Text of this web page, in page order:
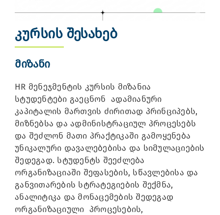
კურსის შესახებ
მიზანი
HR მენეჯმენტის კურსის მიზანია
სტუდენტები გაეცნონ ადამიანური
კაპიტალის მართვის ძირითად პრინციპებს,
მიზნებსა და ადმინისტრაციულ პროცესებს
და შეძლონ მათი პრაქტიკაში გამოყენება
უნიკალური დავალებებისა და სიმულაციების
შედეგად. სტუდენტს შეეძლება
ორგანიზაციაში შეფასების, სწავლებისა და
განვითარების სტრატეგიების შექმნა,
ანალიტიკა და მონაცემების შედეგად
ორგანიზაციული პროცესების,